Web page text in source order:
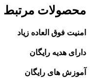
محصولات مرتبط
امنیت فوق العاده زیاد
دارای هدیه رایگان
آموزش های رایگان